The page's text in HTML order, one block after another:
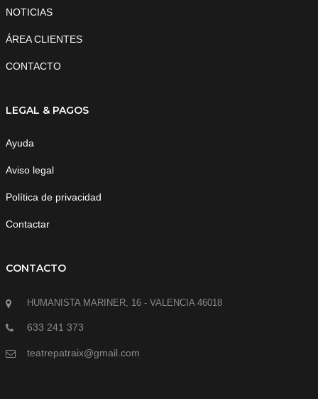
NOTICIAS
ÁREA CLIENTES
CONTACTO
LEGAL & PAGOS
Ayuda
Aviso legal
Política de privacidad
Contactar
CONTACTO
HUMANISTA MARINER, 16 - VALENCIA 46018
633 241 373
teatrepatraix@gmail.com